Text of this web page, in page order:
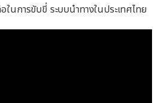
ในการขับขี่ ระบบนำทางในประเทศไทย